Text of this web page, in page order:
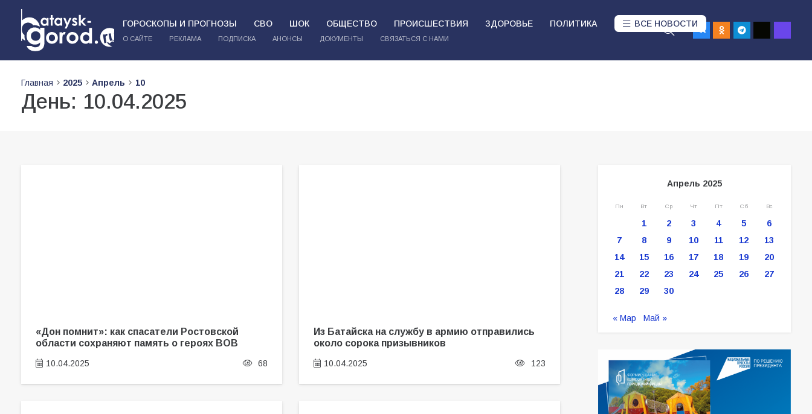
ГОРОСКОПЫ И ПРОГНОЗЫ СВО ШОК ОБЩЕСТВО ПРОИСШЕСТВИЯ ЗДОРОВЬЕ ПОЛИТИКА ВСЕ НОВОСТИ
О САЙТЕ РЕКЛАМА ПОДПИСКА АНОНСЫ ДОКУМЕНТЫ СВЯЗАТЬСЯ С НАМИ
Главная 2025 Апрель 10
День: 10.04.2025
«Дон помнит»: как спасатели Ростовской
области сохраняют память о героях ВОВ
10.04.2025 68
Из Батайска на службу в армию отправились
около сорока призывников
10.04.2025 123
Апрель 2025
Пн Вт Ср Чт Пт Сб Вс
1 2 3 4 5
6
7
8 9 10 11 12
13
14
15 16 17 18 19
20
21
22 23 24 25 26
27
28
29 30
« Мар Май »